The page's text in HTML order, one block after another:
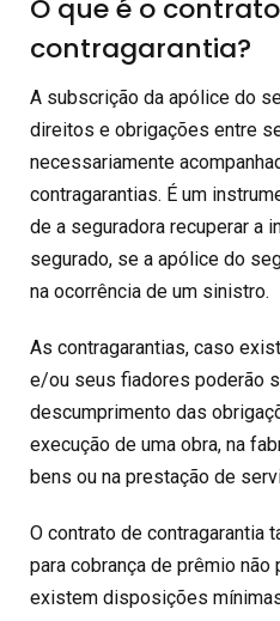
O que é o
contragarantia?
A subscrição da apólice do
direitos e obrigações entre
necessariamente
contragarantias. É um
de a seguradora recuperar a
segurado, se a apólice do
na ocorrência de um sinistro.
As contragarantias, caso
e/ou seus fiadores poderão
descumprimento das
execução de uma obra, na
bens ou na prestação de
O contrato de contragarantia
para cobrança de prêmio não
existem disposições